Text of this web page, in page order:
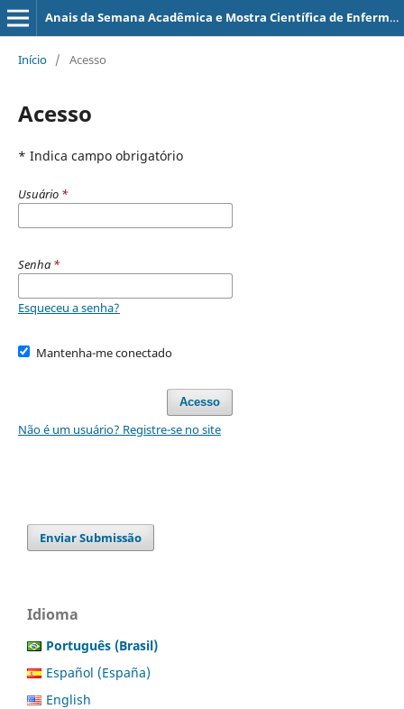
Anais da Semana Acadêmica e Mostra Científica de Enfermagem
Início / Acesso
Acesso
* Indica campo obrigatório
Usuário *
Senha *
Esqueceu a senha?
Mantenha-me conectado
Acesso
Não é um usuário? Registre-se no site
Enviar Submissão
Idioma
Português (Brasil)
Español (España)
English